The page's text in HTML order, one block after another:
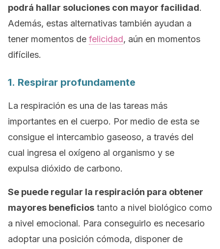
podrá hallar soluciones con mayor facilidad.
Además, estas alternativas también ayudan a
tener momentos de felicidad, aún en momentos
difíciles.
1. Respirar profundamente
La respiración es una de las tareas más
importantes en el cuerpo. Por medio de esta se
consigue el intercambio gaseoso, a través del
cual ingresa el oxígeno al organismo y se
expulsa dióxido de carbono.
Se puede regular la respiración para obtener
mayores beneficios tanto a nivel biológico como
a nivel emocional. Para conseguirlo es necesario
adoptar una posición cómoda, disponer de